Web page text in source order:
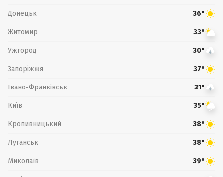
Донецьк 36°
Житомир 33°
Ужгород 30°
Запоріжжя 37°
Івано-Франківськ 31°
Київ 35°
Кропивницький 38°
Луганськ 38°
Миколаїв 39°